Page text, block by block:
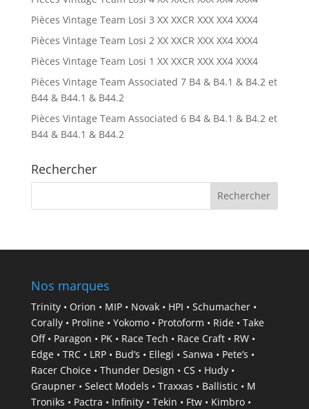
Pièces Vintage Team Losi 3 XX XXCR XXX XX4 XXX4
Pièces Vintage Team Losi 2 XX XXCR XXX XX4 XXX4
Pièces Vintage Team Losi 1 XX XXCR XXX XX4 XXX4
Pièces Vintage Team Associated 7 B4 & B4.1 & B4.2 et
B44 & B44.1 & B44.2
Pièces Vintage Team Associated 6 B4 & B4.1 & B4.2 et
B44 & B44.1 & B44.2
Rechercher
Nos marques
Trinity • Orion • MIP • Novak • HPI • Schumacher •
Corally • Proline • Yokomo • Protoform • Ride • Take
Off • Paragon • PK • Race Tech • Race Craft • RW •
Edge • TRC • LRP • Bud’s • Ellegi • Sanwa • Pete’s •
Racer Choice • Thunder Design • CS • Hudy •
Graupner • Select Models • Traxxas • Ballistic • M
Troniks • Pactra • Infinity • Tekin • Ftw • Kimbro •